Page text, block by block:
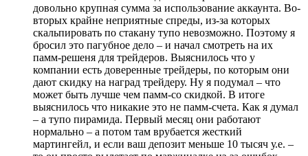
довольно крупная сумма за использование аккаунта. Во-
вторых крайне неприятные спреды, из-за которых
скальпировать по стакану тупо невозможно. Поэтому я
бросил это пагубное дело – и начал смотреть на их
памм-решеня для трейдеров. Выяснилось что у
компании есть доверенные трейдеры, по которым они
дают скидку на наград трейдеру. Ну я подумал – что
может быть лучше чем памм-со скидкой. В итоге
выяснилось что никакие это не памм-счета. Как я думал
– а тупо пирамида. Первый месяц они работают
нормально – а потом там врубается жесткий
мартингейл, и если ваш депозит меньше 10 тысяч у.е. –